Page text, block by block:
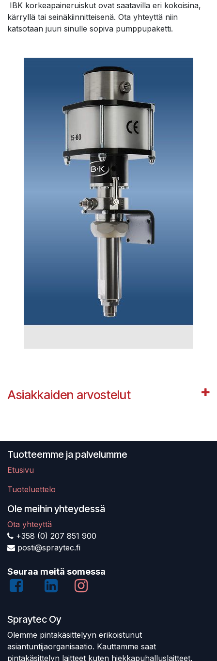
IBK korkeapaineruiskut ovat saatavilla eri kokoisina,
kärryllä tai seinäkiinnitteisenä. Ota yhteyttä niin
katsotaan juuri sinulle sopiva pumppupaketti.
Asiakkaiden arvostelut
Tuotteemme ja palvelumme
Etusivu
Tuoteluettelo
Ole meihin yhteydessä
Ota yhteyttä
+358 (0) 207 851 900
posti@spraytec.fi
Seuraa meitä somessa
Spraytec Oy
Olemme pintakäsittelyyn erikoistunut
asiantuntijaorganisaatio. Kauttamme saat
pintakäsittelyn laitteet kuten hiekkapuhalluslaitteet,